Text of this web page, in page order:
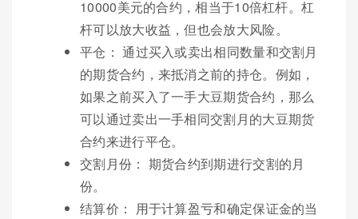
10000美元的合约，相当于10倍杠杆。杠
杆可以放大收益，但也会放大风险。
平仓： 通过买入或卖出相同数量和交割月
的期货合约，来抵消之前的持仓。例如，
如果之前买入了一手大豆期货合约，那么
可以通过卖出一手相同交割月的大豆期货
合约来进行平仓。
交割月份： 期货合约到期进行交割的月
份。
结算价： 用于计算盈亏和确定保证金的当